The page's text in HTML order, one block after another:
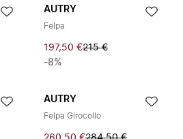
AUTRY
Felpa
197,50 €215 €
-8%
AUTRY
Felpa Girocollo